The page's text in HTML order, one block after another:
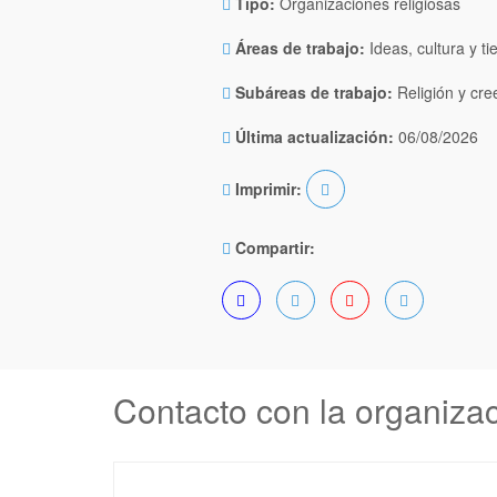
Áreas de trabajo: Ideas, cultura y
Subáreas de trabajo: Religión y
Última actualización: 06/08/2026
Imprimir:
Compartir:
Contacto con la